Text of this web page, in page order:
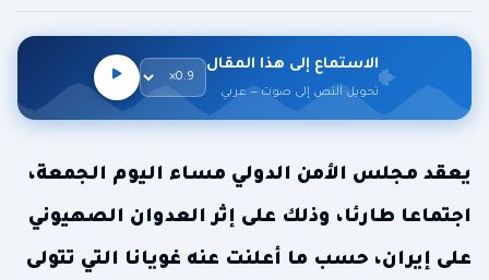
الاستماع إلى هذا المقال
تحويل النص إلى صوت — عربي
يعقد مجلس الأمن الدولي مساء اليوم الجمعة،
اجتماعا طارئا، وذلك على إثر العدوان الصهيوني
على إيران، حسب ما أعلنت عنه غويانا التي تتولى